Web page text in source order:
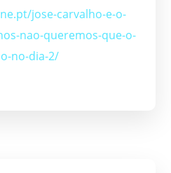
jose-carvalho-e-o-
nao-queremos-que-o-
no-dia-2/